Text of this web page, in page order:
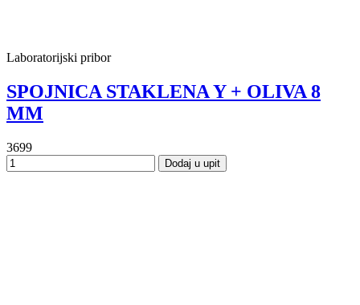
Laboratorijski pribor
SPOJNICA STAKLENA Y + OLIVA 8
MM
3699
Dodaj u upit